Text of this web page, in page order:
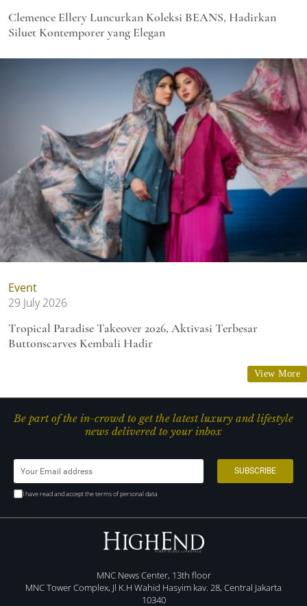
Clemence Ellery Luncurkan Koleksi BEANS, Hadirkan
Siluet Kontemporer yang Elegan
Event
29 July 2026
Tropical Paradise Takeover 2026, Aktivasi Terbesar
Buttonscarves Kembali Hadir
View More
Be part of the in-crowd to get the latest luxury and lifestyle
news delivered to your inbox
I have read and accept the terms of personal data
MNC News Center, 13th floor
MNC Tower Complex, Jl K.H Wahid Hasyim kav. 28, Central Jakarta
10340